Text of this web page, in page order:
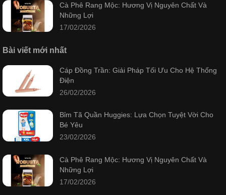
Cà Phê Rang Mộc: Hương Vị Nguyên Chất Và
Những Lợi
17/02/2026
Bài viết mới nhất
Cáp Đồng Trần: Giải Pháp Tối Ưu Cho Hệ Thống
Điện
26/02/2026
Bỉm Tã Quần Huggies: Lựa Chọn Tuyệt Vời Cho
Bé Yêu
23/02/2026
Cà Phê Rang Mộc: Hương Vị Nguyên Chất Và
Những Lợi
17/02/2026